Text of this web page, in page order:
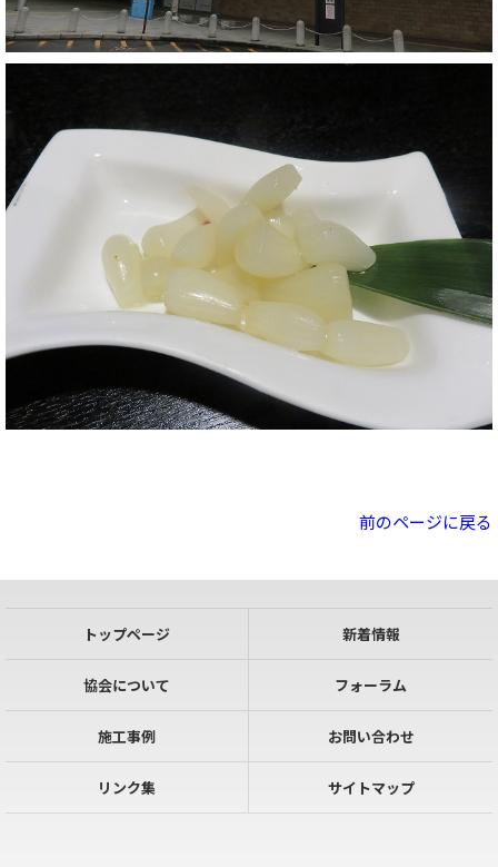
前のページに戻る
トップページ 新着情報
協会について フォーラム
施工事例 お問い合わせ
リンク集 サイトマップ